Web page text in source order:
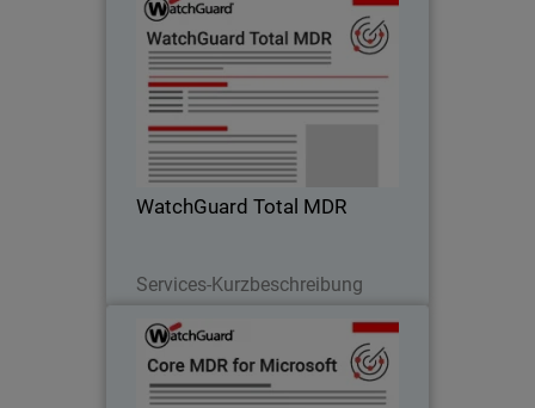
WatchGuard Total MDR
Services-Kurzbeschreibung
Body
WatchGuard Total MDR offers 24/7
threat detection and response for our
endpoint, network, identity & 3rd-party
ThumbnailCore MDR for Microsoft